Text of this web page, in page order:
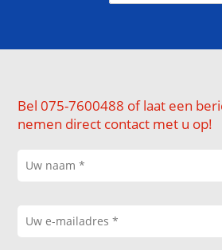
Bel 075-7600488 of laat een
nemen direct contact met u op!